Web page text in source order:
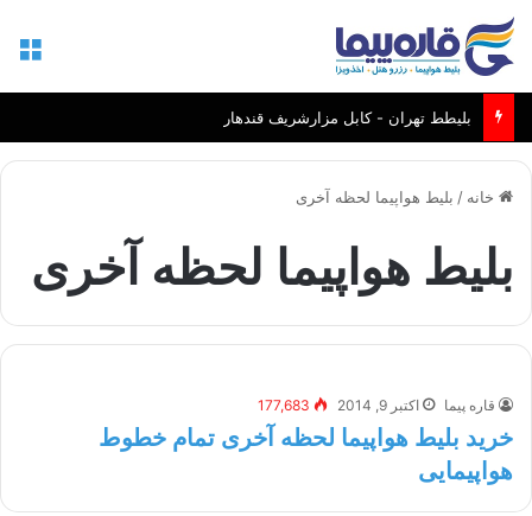
بلیطط تهران - کابل مزارشریف قندهار
خانه / بلیط هواپیما لحظه آخری
بلیط هواپیما لحظه آخری
قاره پیما اکتبر 9, 2014 177,683
خرید بلیط هواپیما لحظه آخری تمام خطوط
هواپیمایی